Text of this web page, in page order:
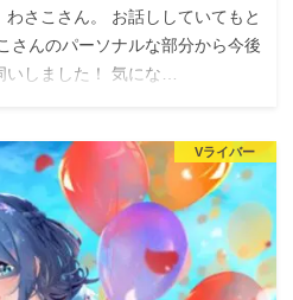
さこさん。 お話ししていてもと
さんのパーソナルな部分から今後
しました！ 気にな…
Vライバー